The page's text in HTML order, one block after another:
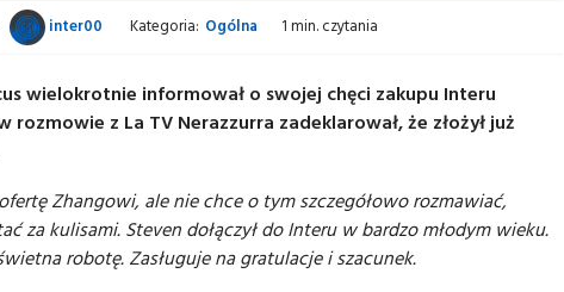
inter00 Kategoria: Ogólna 1 min. czytania
wielokrotnie informował o swojej chęci zakupu Interu
rozmowie z La TV Nerazzurra zadeklarował, że złożył już
Zhangowi, ale nie chce o tym szczegółowo rozmawiać,
za kulisami. Steven dołączył do Interu w bardzo młodym wieku.
robotę. Zasługuje na gratulacje i szacunek.